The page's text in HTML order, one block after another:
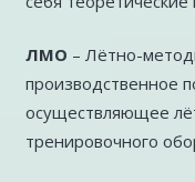
ЛМО – Лётно-
производственное
осуществляющее
тренировочного